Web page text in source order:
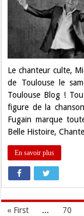
Le chanteur culte,
de Toulouse le
Toulouse Blog !
figure de la
Fugain marque
Belle Histoire,
En savoir plus
« First ... 70